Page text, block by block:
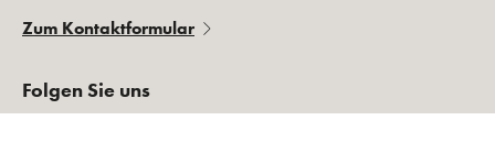
Zum Kontaktformular
Folgen Sie uns